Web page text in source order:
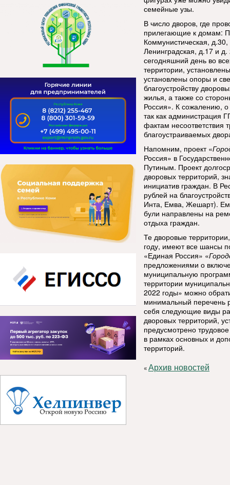
семейные узы.
В число дворов, где
прилегающие к домам:
Коммунистическая,
Ленинградская, д.17 и
сегодняшний день во
территории,
установлены опоры и
благоустройству
жилья, а также со
Россия». К сожалению,
так как администрация
фактам несоответствия
благоустраиваемых
Напомним, проект «
Россия» в
Путиным. Проект
дворовых территорий,
инициатив граждан. В
рублей на
Инта, Емва, Жешарт).
були направлены на
отдыха граждан.
Те дворовые
году, имеют все шансы
«Единая Россия» «
предложениями о
муниципальную
территории
2022 годы» можно
минимальный перечень
себя следующие виды
дворовых территорий,
предусмотрено
в рамках основных и
территорий.
«Архив новостей